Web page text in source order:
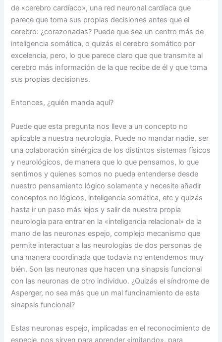
de «cerebro cardíaco», una red neuronal cardíaca que
parece que toma sus propias decisiones antes que el
cerebro: ¿corazonadas? Puede que sea un centro más de
inteligencia somática, o quizás el cerebro somático por
excelencia, pero, lo que parece claro que que transmite al
cerebro más información de la que recibe de él y que toma
sus propias decisiones.
Entonces, ¿quién manda aquí?
Puede que esta pregunta nos lleve a un concepto no
aplicable a nuestra neurologia. Puede no mandar nadie, ser
una colaboración sinérgica de los distintos sistemas físicos
y neurológicos, de manera que lo que pensamos, lo que
sentimos y quienes somos no pueda entenderse desde
nuestro pensamiento lógico solamente y necesite añadir
conceptos no lógicos, inteligencia somática, etc y quizás
hasta ir un paso más lejos y salir de nuestra propia
neurologia para entrar en la «inteligencia relacional» de la
mano de las neuronas espejo, complejo mecanismo que
permite interactuar a las neurologias de dos personas de
una manera coordinada que todavia no entendemos muy
bién. Son las neuronas que hacen una sinapsis funcional
con las neuronas de otro individuo. ¿Quizás el síndrome de
Asperger, no sea más que un mal funcinamiento de esta
sinapsis funcional?
Estas neuronas espejo, implicadas en el reconocimiento de
especie, nos sirven para aprender «imitando», para